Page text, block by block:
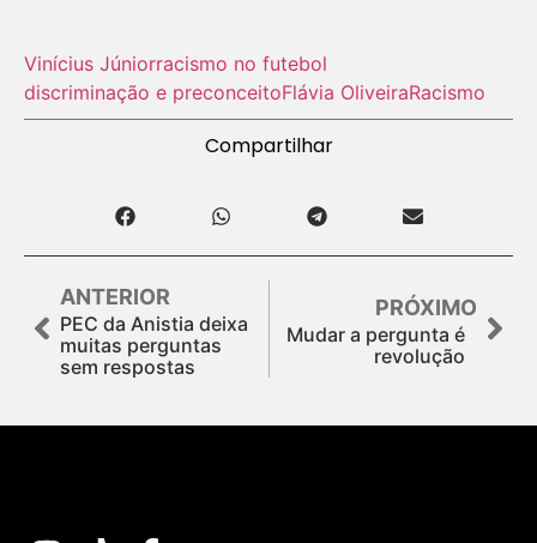
Vinícius Júniorracismo no futebol
discriminação e preconceitoFlávia OliveiraRacismo
Compartilhar
ANTERIOR
PEC da Anistia deixa
muitas perguntas
sem respostas
PRÓXIMO
Mudar a pergunta é
revolução